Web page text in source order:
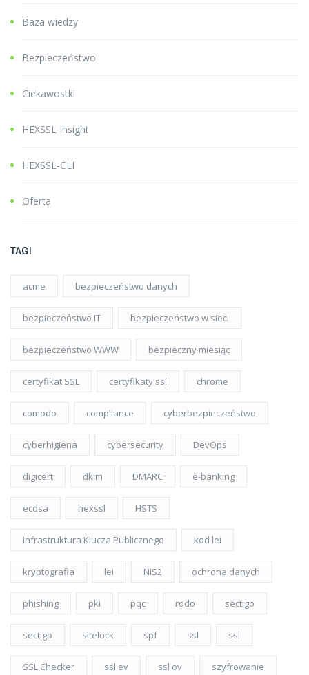
Baza wiedzy
Bezpieczeństwo
Ciekawostki
HEXSSL Insight
HEXSSL-CLI
Oferta
TAGI
acme bezpieczeństwo danych
bezpieczeństwo IT bezpieczeństwo w sieci
bezpieczeństwo WWW bezpieczny miesiąc
certyfikat SSL certyfikaty ssl chrome
comodo compliance cyberbezpieczeństwo
cyberhigiena cybersecurity DevOps
digicert dkim DMARC e-banking
ecdsa hexssl HSTS
Infrastruktura Klucza Publicznego kod lei
kryptografia lei NIS2 ochrona danych
phishing pki pqc rodo sectigo
sectigo sitelock spf ssl ssl
SSL Checker ssl ev ssl ov szyfrowanie